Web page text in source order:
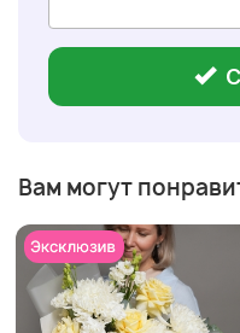
Вам могут